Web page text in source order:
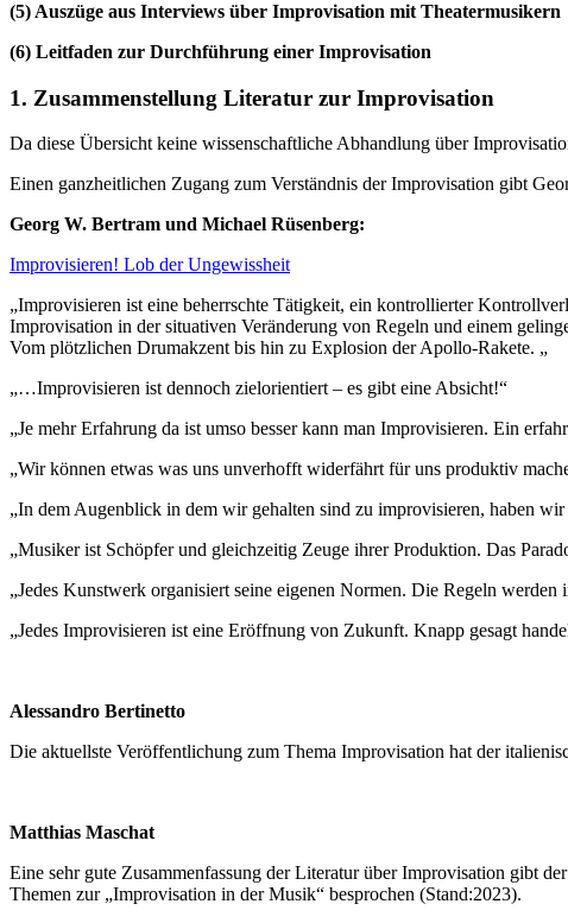
(5) Auszüge aus Interviews über Improvisation mit Theatermusikern
(6) Leitfaden zur Durchführung einer Improvisation
1. Zusammenstellung Literatur zur Improvisation
Da diese Übersicht keine wissenschaftliche Abhandlung über
Einen ganzheitlichen Zugang zum Verständnis der Improvisation gibt
Georg W. Bertram und Michael Rüsenberg:
Improvisieren! Lob der Ungewissheit
„Improvisieren ist eine beherrschte Tätigkeit, ein kontrollierter
Improvisation in der situativen Veränderung von Regeln und einem
Vom plötzlichen Drumakzent bis hin zu Explosion der Apollo-Rakete. „
„…Improvisieren ist dennoch zielorientiert – es gibt eine Absicht!“
„Je mehr Erfahrung da ist umso besser kann man Improvisieren. Ein
„Wir können etwas was uns unverhofft widerfährt für uns produktiv
„In dem Augenblick in dem wir gehalten sind zu improvisieren, haben
„Musiker ist Schöpfer und gleichzeitig Zeuge ihrer Produktion. Das
„Jedes Kunstwerk organisiert seine eigenen Normen. Die Regeln werden
„Jedes Improvisieren ist eine Eröffnung von Zukunft. Knapp gesagt
Alessandro Bertinetto
Die aktuellste Veröffentlichung zum Thema Improvisation hat der
Matthias Maschat
Eine sehr gute Zusammenfassung der Literatur über Improvisation gibt
Themen zur „Improvisation in der Musik“ besprochen (Stand:2023).